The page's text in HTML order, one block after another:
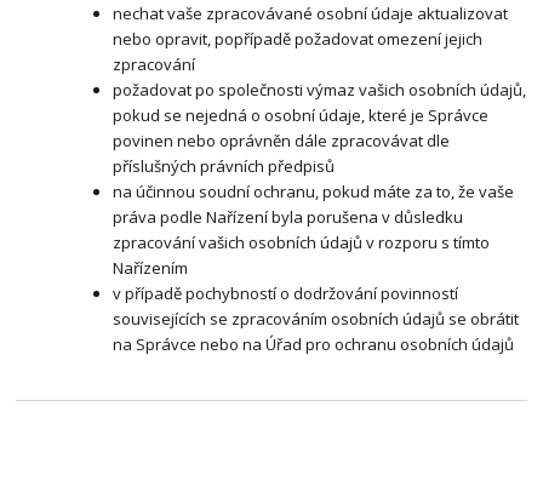
nechat vaše zpracovávané osobní údaje aktualizovat
nebo opravit, popřípadě požadovat omezení jejich
zpracování
požadovat po společnosti výmaz vašich osobních údajů,
pokud se nejedná o osobní údaje, které je Správce
povinen nebo oprávněn dále zpracovávat dle
příslušných právních předpisů
na účinnou soudní ochranu, pokud máte za to, že vaše
práva podle Nařízení byla porušena v důsledku
zpracování vašich osobních údajů v rozporu s tímto
Nařízením
v případě pochybností o dodržování povinností
souvisejících se zpracováním osobních údajů se obrátit
na Správce nebo na Úřad pro ochranu osobních údajů